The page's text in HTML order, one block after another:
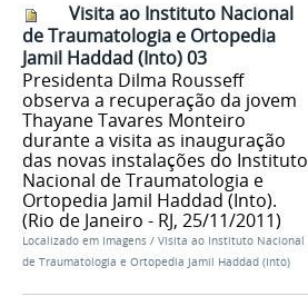
Visita ao Instituto Nacional
de Traumatologia e Ortopedia
Jamil Haddad (Into) 03
Presidenta Dilma Rousseff
observa a recuperação da jovem
Thayane Tavares Monteiro
durante a visita as inauguração
das novas instalações do Instituto
Nacional de Traumatologia e
Ortopedia Jamil Haddad (Into).
(Rio de Janeiro - RJ, 25/11/2011)
Localizado em Imagens / Visita ao Instituto Nacional
de Traumatologia e Ortopedia Jamil Haddad (Into)